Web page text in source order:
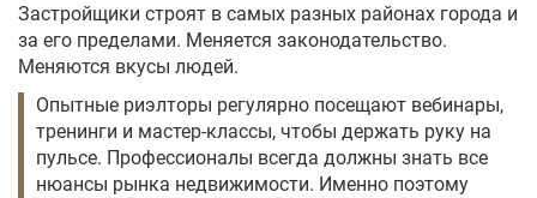
Застройщики строят в самых разных районах города и
за его пределами. Меняется законодательство.
Меняются вкусы людей.
Опытные риэлторы регулярно посещают вебинары,
тренинги и мастер-классы, чтобы держать руку на
пульсе. Профессионалы всегда должны знать все
нюансы рынка недвижимости. Именно поэтому